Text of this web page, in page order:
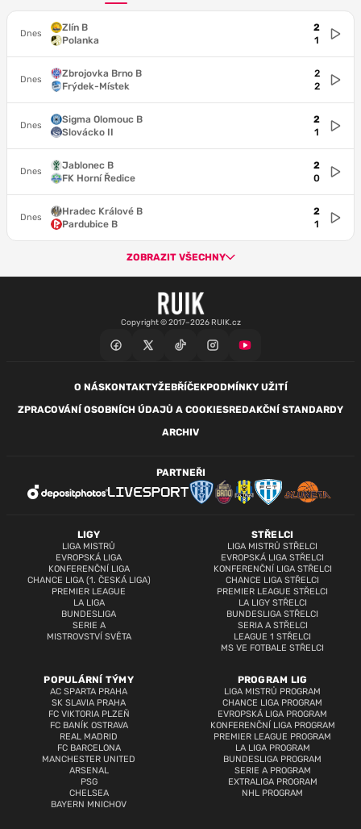
Dnes
Zlín B
Polanka
2
1
Dnes
Zbrojovka Brno B
Frýdek-Místek
2
2
Dnes
Sigma Olomouc B
Slovácko II
2
1
Dnes
Jablonec B
FK Horní Ředice
2
0
Dnes
Hradec Králové B
Pardubice B
2
1
ZOBRAZIT VŠECHNY
Copyright © 2017–2026 RUIK.cz
O NÁSKONTAKTYŽEBŘÍČEKPODMÍNKY UŽITÍ
ZPRACOVÁNÍ OSOBNÍCH ÚDAJŮ A COOKIESREDAKČNÍ STANDARDY
ARCHIV
LIGY
LIGA MISTRŮ
EVROPSKÁ LIGA
KONFERENČNÍ LIGA
CHANCE LIGA (1. ČESKÁ LIGA)
PREMIER LEAGUE
LA LIGA
BUNDESLIGA
SERIE A
MISTROVSTVÍ SVĚTA
STŘELCI
LIGA MISTRŮ STŘELCI
EVROPSKÁ LIGA STŘELCI
KONFERENČNÍ LIGA STŘELCI
CHANCE LIGA STŘELCI
PREMIER LEAGUE STŘELCI
LA LIGY STŘELCI
BUNDESLIGA STŘELCI
SERIA A STŘELCI
LEAGUE 1 STŘELCI
MS VE FOTBALE STŘELCI
POPULÁRNÍ TÝMY
AC SPARTA PRAHA
SK SLAVIA PRAHA
FC VIKTORIA PLZEŇ
FC BANÍK OSTRAVA
REAL MADRID
FC BARCELONA
MANCHESTER UNITED
ARSENAL
PSG
CHELSEA
BAYERN MNICHOV
PROGRAM LIG
LIGA MISTRŮ PROGRAM
CHANCE LIGA PROGRAM
EVROPSKÁ LIGA PROGRAM
KONFERENČNÍ LIGA PROGRAM
PREMIER LEAGUE PROGRAM
LA LIGA PROGRAM
BUNDESLIGA PROGRAM
SERIE A PROGRAM
EXTRALIGA PROGRAM
NHL PROGRAM
PARTNEŘI